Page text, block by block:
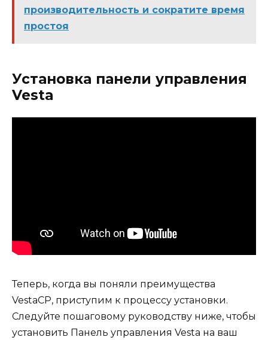
производительность и сократите время
простоя
Установка панели управления
Vesta
Теперь, когда вы поняли преимущества
VestaCP, приступим к процессу установки.
Следуйте пошаговому руководству ниже, чтобы
установить Панель управления Vesta на ваш